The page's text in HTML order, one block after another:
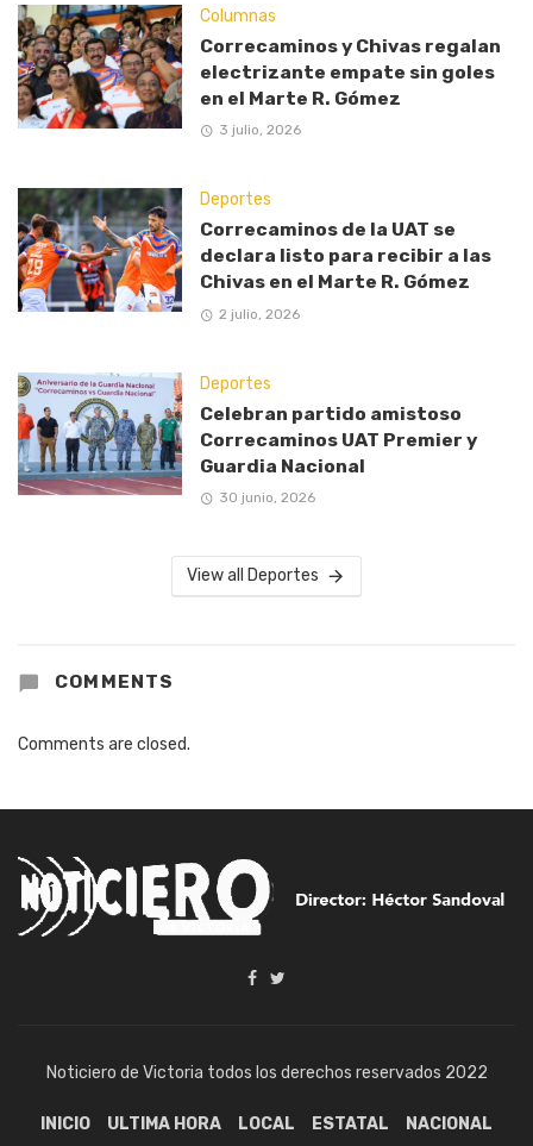
Columnas
Correcaminos y Chivas regalan
electrizante empate sin goles
en el Marte R. Gómez
3 julio, 2026
Deportes
Correcaminos de la UAT se
declara listo para recibir a las
Chivas en el Marte R. Gómez
2 julio, 2026
Deportes
Celebran partido amistoso
Correcaminos UAT Premier y
Guardia Nacional
30 junio, 2026
View all Deportes
COMMENTS
Comments are closed.
Noticiero de Victoria todos los derechos reservados 2022
INICIO ULTIMA HORA LOCAL ESTATAL
NACIONAL